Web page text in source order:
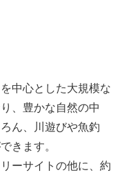
中心とした大規模な
、豊かな自然の中
ん、川遊びや魚釣
きます。
ーサイトの他に、約